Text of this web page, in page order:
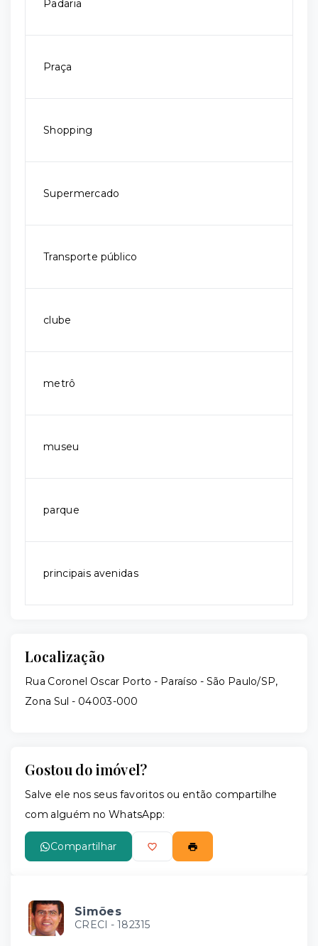
Padaria
Praça
Shopping
Supermercado
Transporte público
clube
metrô
museu
parque
principais avenidas
Localização
Rua Coronel Oscar Porto - Paraíso - São Paulo/SP,
Zona Sul - 04003-000
Gostou do imóvel?
Salve ele nos seus favoritos ou então compartilhe
com alguém no WhatsApp:
Compartilhar
Simões
CRECI - 182315